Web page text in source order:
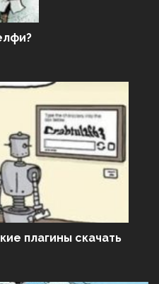
плагины скачать